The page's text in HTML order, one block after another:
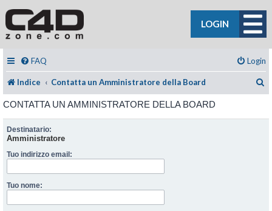
LOGIN
FAQ Login
Indice Contatta un Amministratore della Board
CONTATTA UN AMMINISTRATORE DELLA BOARD
Destinatario:
Amministratore
Tuo indirizzo email:
Tuo nome: